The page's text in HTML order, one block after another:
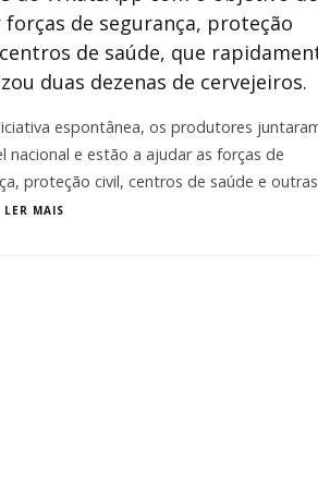
forças de segurança, proteção
de saúde, que
duas dezenas de cervejeiros.
espontânea, os produtores
nacional e estão a ajudar as forças de
proteção civil, centros de saúde e outras
LER MAIS